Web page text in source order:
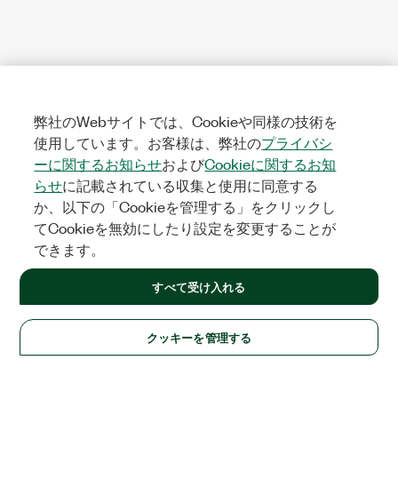
弊社のWebサイトでは、Cookieや同様の技術を
使用しています。お客様は、弊社のプライバシ
ーに関するお知らせおよびCookieに関するお知
らせに記載されている収集と使用に同意する
か、以下の「Cookieを管理する」をクリックし
てCookieを無効にしたり設定を変更することが
できます。
クッキーを管理する
すべて受け入れる